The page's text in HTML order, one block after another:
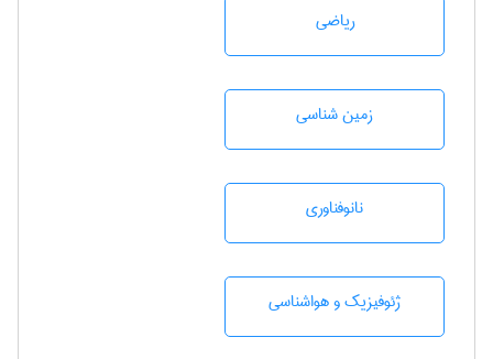
رياضی
زمين شناسی
نانوفناوری
ژئوفيزيك و هواشناسی